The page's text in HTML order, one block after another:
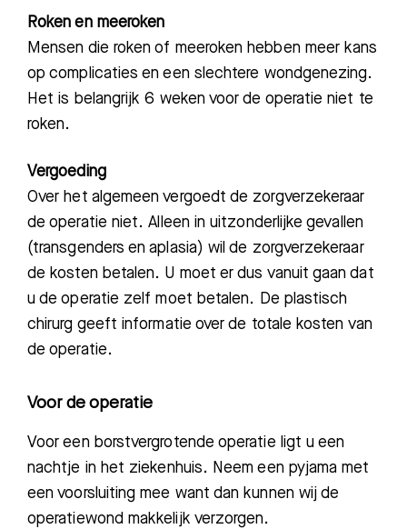
Roken en meeroken
Mensen die roken of meeroken hebben meer kans
op complicaties en een slechtere wondgenezing.
Het is belangrijk 6 weken voor de operatie niet te
roken.
Vergoeding
Over het algemeen vergoedt de zorgverzekeraar
de operatie niet. Alleen in uitzonderlijke gevallen
(transgenders en aplasia) wil de zorgverzekeraar
de kosten betalen. U moet er dus vanuit gaan dat
u de operatie zelf moet betalen. De plastisch
chirurg geeft informatie over de totale kosten van
de operatie.
Voor de operatie
Voor een borstvergrotende operatie ligt u een
nachtje in het ziekenhuis. Neem een pyjama met
een voorsluiting mee want dan kunnen wij de
operatiewond makkelijk verzorgen.